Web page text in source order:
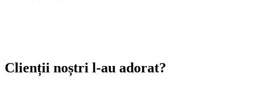
Clienții noștri l-au adorat?